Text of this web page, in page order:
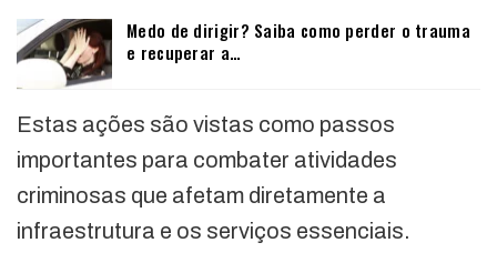
Medo de dirigir? Saiba como perder o trauma
e recuperar a…
Estas ações são vistas como passos
importantes para combater atividades
criminosas que afetam diretamente a
infraestrutura e os serviços essenciais.